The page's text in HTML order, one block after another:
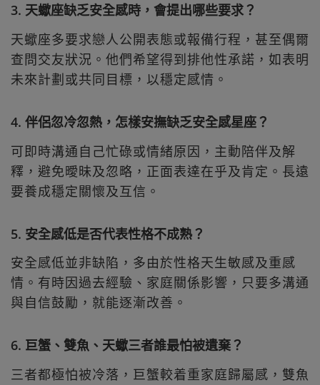
3. 天蠍座缺乏安全感時，會提出哪些要求？
天蠍座多要求戀人公開表態或報備行程，甚至偶爾
查問交友狀況。他們希望得到排他性承諾，如表明
未來計劃或共同目標，以穩定感情。
4. 伴侶忽冷忽熱，怎樣安撫缺乏安全感星座？
可即時溝通自己忙碌或情緒原因，主動陪伴及解
釋，避免曖昧及忽略，正面表達在乎及肯定。長遠
要養成穩定關懷及互信。
5. 安全感低是否代表性格不成熟？
安全感低並非缺陷，多由於性格天生敏感及重感
情。有時因過去經驗、家庭關係影響，只要多溝通
與自信鼓勵，就能逐漸改善。
6. 巨蟹、雙魚、天蠍三者誰最怕被遺棄？
三者都極怕被冷落，巨蟹較着重家庭歸屬感，雙魚